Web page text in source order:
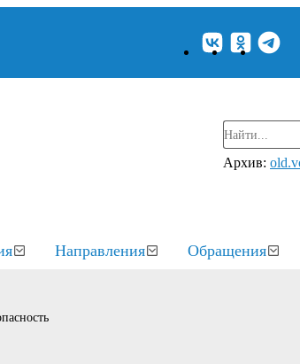
Архив:
Направления Обращения